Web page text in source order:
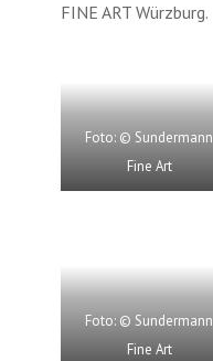
FINE ART Würzburg.
Foto: © Sundermann
Fine Art
Foto: © Sundermann
Fine Art